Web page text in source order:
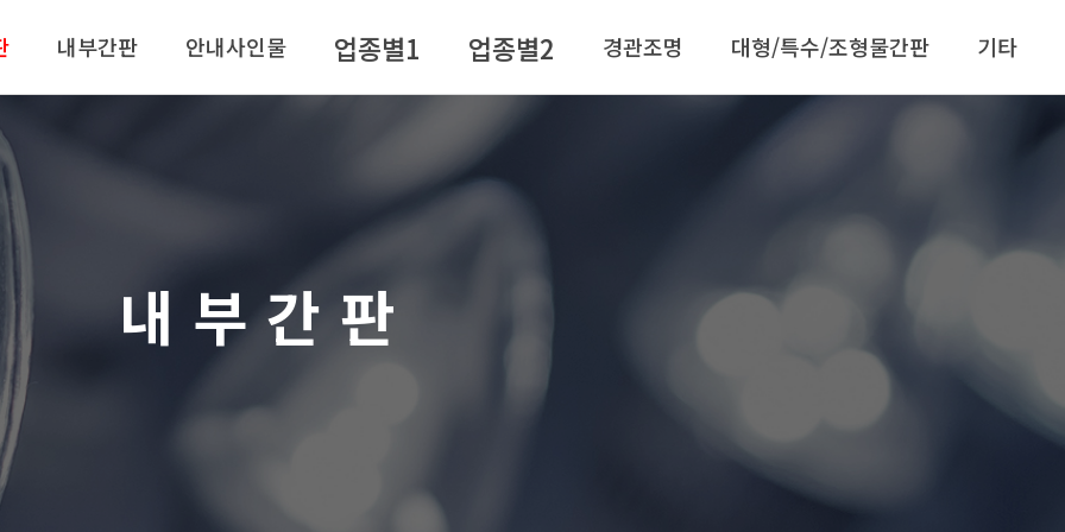
내부간판 안내사인물 업종별1 업종별2 경관조명 대형/특수/조형물간판 기타
내부간판